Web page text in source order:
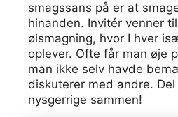
smagssans på er at
hinanden. Invitér venner
ølsmagning, hvor I hver
oplever. Ofte får man øje
man ikke selv havde
diskuterer med andre.
nysgerrige sammen!